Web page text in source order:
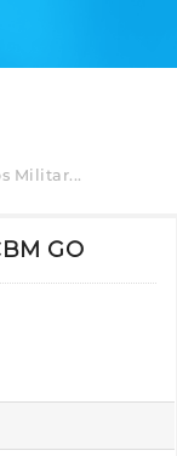
Militar...
GO